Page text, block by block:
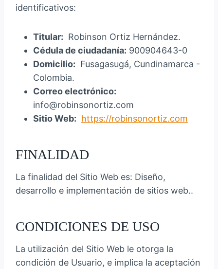
identificativos:
Titular: Robinson Ortiz Hernández.
Cédula de ciudadanía: 900904643-0
Domicilio: Fusagasugá, Cundinamarca -
Colombia.
Correo electrónico:
info@robinsonortiz.com
Sitio Web: https://robinsonortiz.com
FINALIDAD
La finalidad del Sitio Web es: Diseño,
desarrollo e implementación de sitios web..
CONDICIONES DE USO
La utilización del Sitio Web le otorga la
condición de Usuario, e implica la aceptación